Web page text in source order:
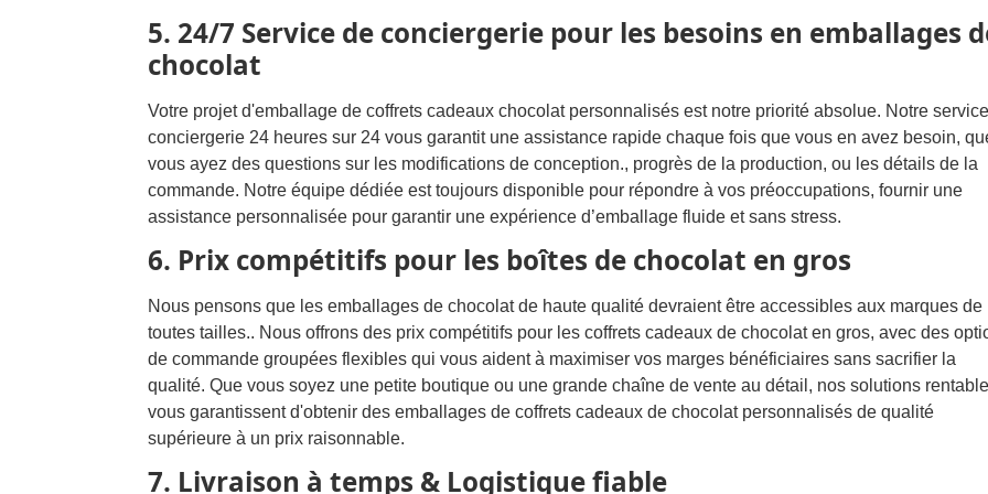
5. 24/7 Service de conciergerie pour les besoins en emballages
chocolat
Votre projet d'emballage de coffrets cadeaux chocolat personnalisés est notre priorité absolue. Notre
conciergerie 24 heures sur 24 vous garantit une assistance rapide chaque fois que vous en avez besoin,
vous ayez des questions sur les modifications de conception., progrès de la production, ou les détails de la
commande. Notre équipe dédiée est toujours disponible pour répondre à vos préoccupations, fournir une
assistance personnalisée pour garantir une expérience d’emballage fluide et sans stress.
6. Prix ​​compétitifs pour les boîtes de chocolat en gros
Nous pensons que les emballages de chocolat de haute qualité devraient être accessibles aux marques de
toutes tailles.. Nous offrons des prix compétitifs pour les coffrets cadeaux de chocolat en gros, avec des
de commande groupées flexibles qui vous aident à maximiser vos marges bénéficiaires sans sacrifier la
qualité. Que vous soyez une petite boutique ou une grande chaîne de vente au détail, nos solutions
vous garantissent d'obtenir des emballages de coffrets cadeaux de chocolat personnalisés de qualité
supérieure à un prix raisonnable.
7. Livraison à temps & Logistique fiable